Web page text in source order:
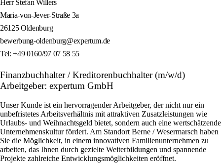
Herr Stefan Willers
Maria-von-Jever-Straße 3a
26125 Oldenburg
bewerbung-oldenburg@expertum.de
Tel: +49 0160/97 07 58 55
Finanzbuchhalter / Kreditorenbuchhalter (m/w/d)
Arbeitgeber: expertum GmbH
Unser Kunde ist ein hervorragender Arbeitgeber, der nicht nur ein
unbefristetes Arbeitsverhältnis mit attraktiven Zusatzleistungen wie
Urlaubs- und Weihnachtsgeld bietet, sondern auch eine wertschätzende
Unternehmenskultur fördert. Am Standort Berne / Wesermarsch haben
Sie die Möglichkeit, in einem innovativen Familienunternehmen zu
arbeiten, das Ihnen durch gezielte Weiterbildungen und spannende
Projekte zahlreiche Entwicklungsmöglichkeiten eröffnet.